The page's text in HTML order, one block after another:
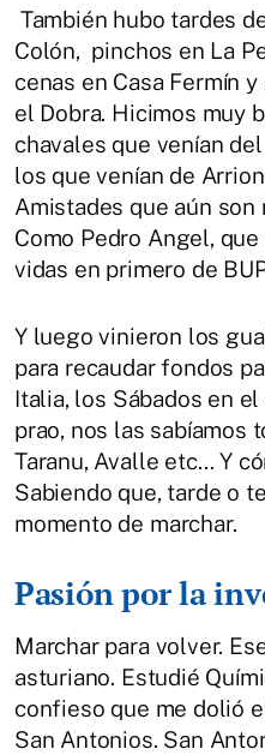
También hubo tardes
Colón, pinchos en La
cenas en Casa Fermín
el Dobra. Hicimos muy
chavales que venían
los que venían de
Amistades que aún son
Como Pedro Angel,
vidas en primero de
Y luego vinieron los
para recaudar fondos
Italia, los Sábados en
prao, nos las sabíamos
Taranu, Avalle etc… Y
Sabiendo que, tarde o
momento de marchar.
Pasión por la
Marchar para volver.
asturiano. Estudié
confieso que me dolió
San Antonios. San